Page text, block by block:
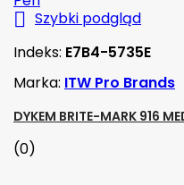
 Szybki podgląd
Indeks: E7B4-5735E
Marka: ITW Pro Brands
DYKEM BRITE-MARK 916
(0)